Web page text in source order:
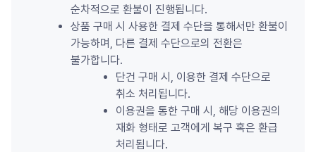
순차적으로 환불이 진행됩니다.
상품 구매 시 사용한 결제 수단을 통해서만 환불이
가능하며, 다른 결제 수단으로의 전환은
불가합니다.
단건 구매 시, 이용한 결제 수단으로
취소 처리됩니다.
이용권을 통한 구매 시, 해당 이용권의
재화 형태로 고객에게 복구 혹은 환급
처리됩니다.